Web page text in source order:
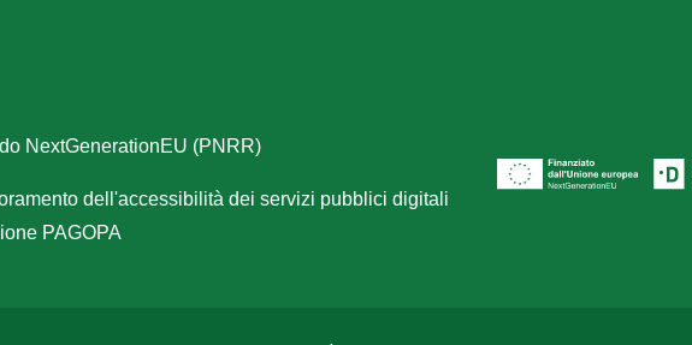
NextGenerationEU (PNRR)
dell'accessibilità dei servizi pubblici digitali
PAGOPA